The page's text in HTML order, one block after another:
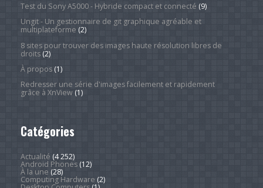
Test du Sony A5000 - Hybride compact et connecté (9)
Ungit - Un gestionnaire de git graphique agréable et
multiplateforme (2)
8 sites pour trouver des images haute résolution libres de
droits(2)
À propos(1)
Redresser une série d'images facilement et rapidement
grâce à XnView(1)
Catégories
Actualité (4 252)
Android Phones(12)
À la une (28)
Computing Hardware (2)